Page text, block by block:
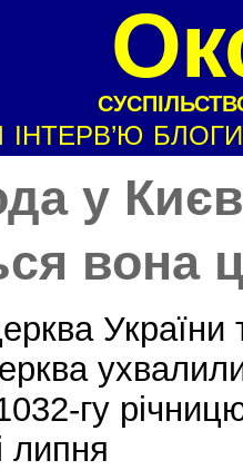
ІНТЕРВ’Ю БЛОГИ
у
вона
України
гу
липня